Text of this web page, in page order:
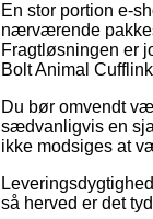
En stor portion e-
nærværende
Fragtløsningen er
Bolt Animal
Du bør omvendt
sædvanligvis en
ikke modsiges at
så herved er det